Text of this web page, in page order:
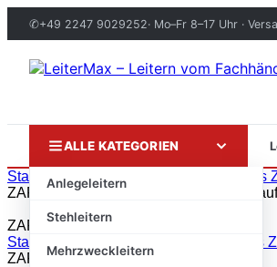
✆+49 2247 9029252· Mo–Fr 8–17 Uhr ·
ALLE KATEGORIEN
Anlegeleitern
Stehleitern
Mehrzweckleitern
Zum
Inhalt
Start Markenshops
Zarges
ZARGES
ZARGES · Original
Start
Markenshops
Zarges
ZARGES